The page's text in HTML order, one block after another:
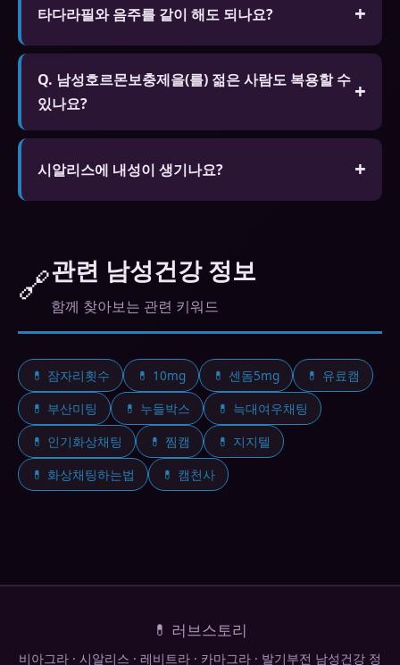
부작용 위험이 있습니다.
타다라필와 음주를 같이 해도 되나요?
소량은 괜찮지만 과음은 효과 저하와 저혈압 위험이
있습니다.
Q. 남성호르몬보충제을(를) 젊은 사람도 복용할 수
있나요?
A. 심리적 요인이나 스트레스로 인한 발기 문제가 있
는 젊은 층도 복용할 수 있습니다. 단 18세 미만은 복
시알리스에 내성이 생기나요?
🔗관련 남성건강 정보
함께 찾아보는 관련 키워드
💊 잠자리횟수 💊 10mg 💊 센돔5mg
💊 유료캠
💊 부산미팅
💊 누들박스
💊 늑대여우채팅
💊 인기화상채팅
💊 찜캠
💊 지지텔
💊 화상채팅하는법
💊 캠천사
💊 러브스토리
비아그라 · 시알리스 · 레비트라 · 카마그라 · 발기부전 남성건강 정